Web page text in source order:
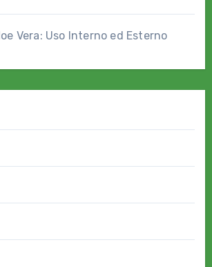
Vera: Uso Interno ed Esterno